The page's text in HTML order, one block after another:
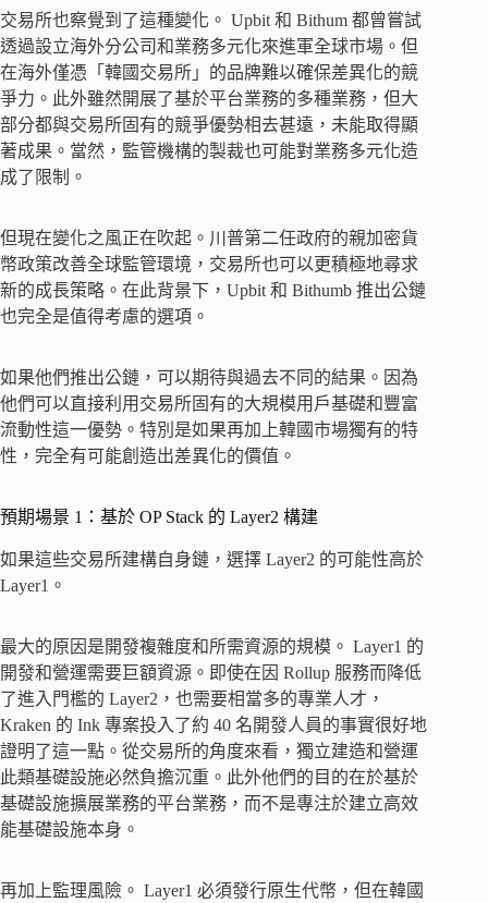
交易所也察覺到了這種變化。 Upbit 和 Bithum 都曾嘗試
透過設立海外分公司和業務多元化來進軍全球市場。但
在海外僅憑「韓國交易所」的品牌難以確保差異化的競
爭力。此外雖然開展了基於平台業務的多種業務，但大
部分都與交易所固有的競爭優勢相去甚遠，未能取得顯
著成果。當然，監管機構的製裁也可能對業務多元化造
成了限制。
但現在變化之風正在吹起。川普第二任政府的親加密貨
幣政策改善全球監管環境，交易所也可以更積極地尋求
新的成長策略。在此背景下，Upbit 和 Bithumb 推出公鏈
也完全是值得考慮的選項。
如果他們推出公鏈，可以期待與過去不同的結果。因為
他們可以直接利用交易所固有的大規模用戶基礎和豐富
流動性這一優勢。特別是如果再加上韓國市場獨有的特
性，完全有可能創造出差異化的價值。
預期場景 1：基於 OP Stack 的 Layer2 構建
如果這些交易所建構自身鏈，選擇 Layer2 的可能性高於
Layer1。
最大的原因是開發複雜度和所需資源的規模。 Layer1 的
開發和營運需要巨額資源。即使在因 Rollup 服務而降低
了進入門檻的 Layer2，也需要相當多的專業人才，
Kraken 的 Ink 專案投入了約 40 名開發人員的事實很好地
證明了這一點。從交易所的角度來看，獨立建造和營運
此類基礎設施必然負擔沉重。此外他們的目的在於基於
基礎設施擴展業務的平台業務，而不是專注於建立高效
能基礎設施本身。
再加上監理風險。 Layer1 必須發行原生代幣，但在韓國